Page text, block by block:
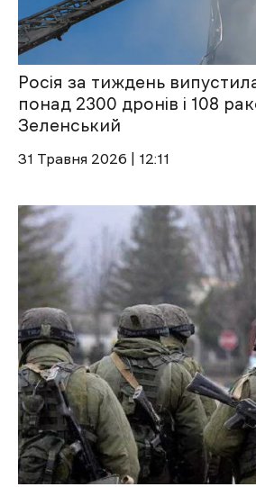
Росія за тиждень
понад 2300 дронів і 108
Зеленський
31 Травня 2026 | 12:11